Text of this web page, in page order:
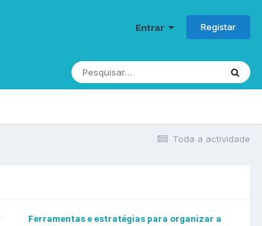
Entrar Registar
Toda a actividade
Ferramentas e estratégias para organizar a